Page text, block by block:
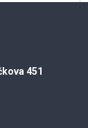
451